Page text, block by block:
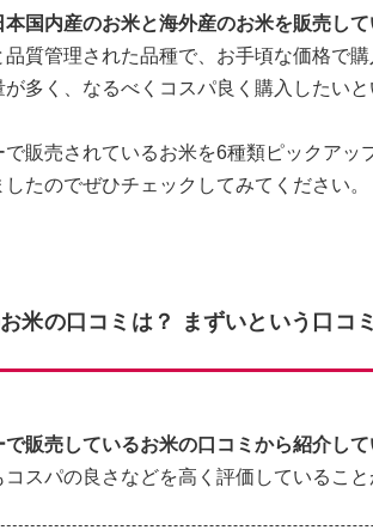
国内産のお米と海外産のお米を販売して
品質管理された品種で、お手頃な価格で
多く、なるべくコスパ良く購入したいと
販売されているお米を6種類ピックアッ
たのでぜひチェックしてみてください。
米の口コミは？ まずいという口コ
販売しているお米の口コミから紹介して
スパの良さなどを高く評価していること